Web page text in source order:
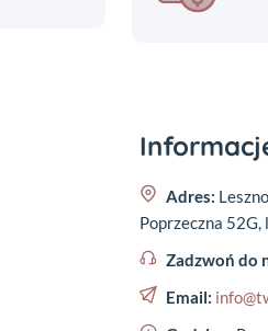
Adres:
Poprzeczna 52G,
Zadzwoń do
Email: